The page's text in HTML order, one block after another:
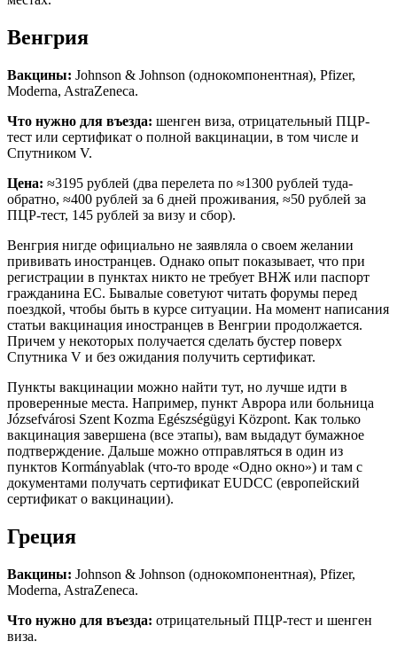
Венгрия
Вакцины: Johnson & Johnson (однокомпонентная), Pfizer,
Moderna, AstraZeneca.
Что нужно для въезда: шенген виза, отрицательный ПЦР-
тест или сертификат о полной вакцинации, в том числе и
Спутником V.
Цена: ≈3195 рублей (два перелета по ≈1300 рублей туда-
обратно, ≈400 рублей за 6 дней проживания, ≈50 рублей за
ПЦР-тест, 145 рублей за визу и сбор).
Венгрия нигде официально не заявляла о своем желании
прививать иностранцев. Однако опыт показывает, что при
регистрации в пунктах никто не требует ВНЖ или паспорт
гражданина ЕС. Бывалые советуют читать форумы перед
поездкой, чтобы быть в курсе ситуации. На момент написания
статьи вакцинация иностранцев в Венгрии продолжается.
Причем у некоторых получается сделать бустер поверх
Спутника V и без ожидания получить сертификат.
Пункты вакцинации можно найти тут, но лучше идти в
проверенные места. Например, пункт Аврора или больница
Józsefvárosi Szent Kozma Egészségügyi Központ. Как только
вакцинация завершена (все этапы), вам выдадут бумажное
подтверждение. Дальше можно отправляться в один из
пунктов Kormányablak (что-то вроде «Одно окно») и там с
документами получать сертификат EUDCC (европейский
сертификат о вакцинации).
Греция
Вакцины: Johnson & Johnson (однокомпонентная), Pfizer,
Moderna, AstraZeneca.
Что нужно для въезда: отрицательный ПЦР-тест и шенген
виза.